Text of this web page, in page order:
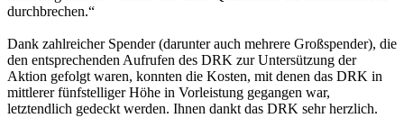
durchbrechen.“
Dank zahlreicher Spender (darunter auch mehrere Großspender), die
den entsprechenden Aufrufen des DRK zur Untersützung der
Aktion gefolgt waren, konnten die Kosten, mit denen das DRK in
mittlerer fünfstelliger Höhe in Vorleistung gegangen war,
letztendlich gedeckt werden. Ihnen dankt das DRK sehr herzlich.